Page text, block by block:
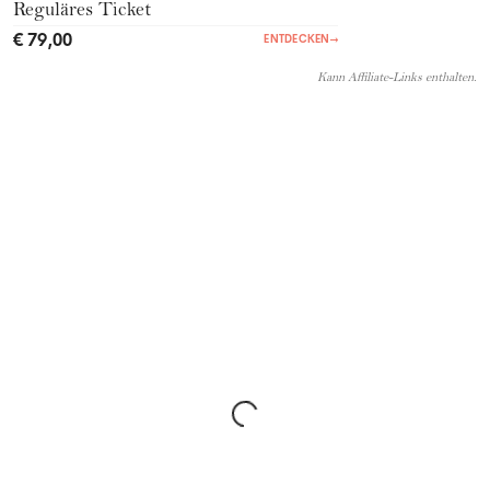
Reguläres Ticket
€ 79,00 ENTDECKEN→
Kann Affiliate-Links enthalten.